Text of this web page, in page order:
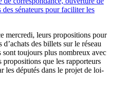
sénateurs pour faciliter les
mercredi, leurs propositions pour
des billets sur le réseau
sont toujours plus nombreux avec
propositions que les rapporteurs
les députés dans le projet de loi-